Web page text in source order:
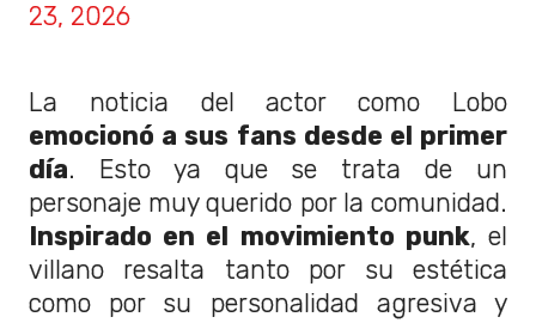
23, 2026
La noticia del actor como Lobo
emocionó a sus fans desde el primer
día. Esto ya que se trata de un
personaje muy querido por la comunidad.
Inspirado en el movimiento punk, el
villano resalta tanto por su estética
como por su personalidad agresiva y